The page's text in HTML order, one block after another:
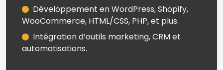
Développement en WordPress, Shopify,
WooCommerce, HTML/CSS, PHP, et plus.
Intégration d’outils marketing, CRM et
automatisations.